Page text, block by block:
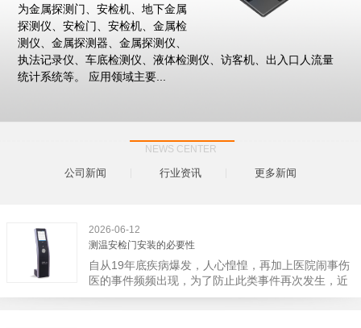
为金属探测门、安检机、地下金属
探测仪、安检门、安检机、金属检
测仪、金属探测器、金属探测仪、
执法记录仪、车底检测仪、液体检测仪、访客机、出入口人流量
统计系统等。 应用领域主要...
NEWS CENTER
公司新闻 行业资讯 更多新闻
2026-06-12
测温安检门安装的必要性
自从19年底疾病爆发，人心惶惶，再加上医院闹事伤
医的事件频频出现，为了防止此类事件再次发生，近
日，广西南宁市卫建委发出通知，要求当地市属各三